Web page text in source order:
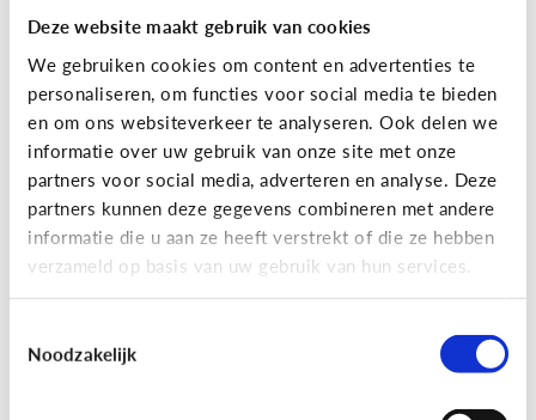
Deze website maakt gebruik van cookies
We gebruiken cookies om content en advertenties te
personaliseren, om functies voor social media te bieden
en om ons websiteverkeer te analyseren. Ook delen we
informatie over uw gebruik van onze site met onze
partners voor social media, adverteren en analyse. Deze
partners kunnen deze gegevens combineren met andere
informatie die u aan ze heeft verstrekt of die ze hebben
verzameld op basis van uw gebruik van hun services.
Noodzakelijk
Techniek en toekomst
Wat je moet weten over VR en AR